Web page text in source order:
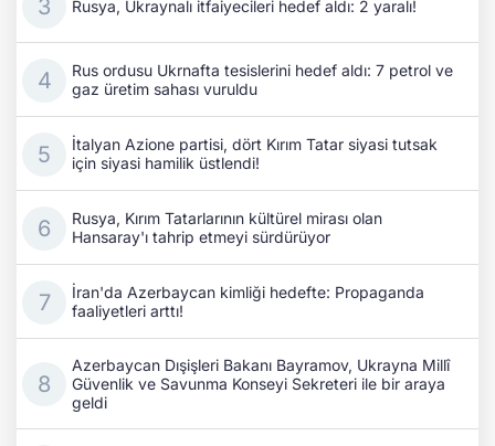
Rusya, Ukraynalı itfaiyecileri hedef aldı: 2 yaralı!
Rus ordusu Ukrnafta tesislerini hedef aldı: 7 petrol ve
gaz üretim sahası vuruldu
İtalyan Azione partisi, dört Kırım Tatar siyasi tutsak
için siyasi hamilik üstlendi!
Rusya, Kırım Tatarlarının kültürel mirası olan
Hansaray'ı tahrip etmeyi sürdürüyor
İran'da Azerbaycan kimliği hedefte: Propaganda
faaliyetleri arttı!
Azerbaycan Dışişleri Bakanı Bayramov, Ukrayna Millî
Güvenlik ve Savunma Konseyi Sekreteri ile bir araya
geldi